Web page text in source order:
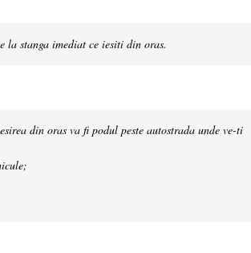
la stanga imediat ce iesiti din oras.
din oras va fi podul peste autostrada unde ve-ti